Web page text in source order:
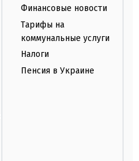
Финансовые новости
Тарифы на
коммунальные услуги
Налоги
Пенсия в Украине